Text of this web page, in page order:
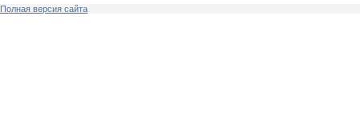
Полная версия сайта